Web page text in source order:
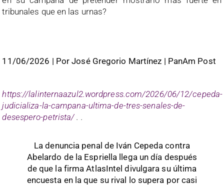
tribunales que en las urnas?
11/06/2026 | PorJosé Gregorio Martínez | PanAm Post
https://lalinternaazul2.wordpress.com/2026/06/12/cepeda-
judicializa-la-campana-ultima-de-tres-senales-de-
desespero-petrista/ . .
La denuncia penal de Iván Cepeda contra
Abelardo de la Espriella llega un día después
de que la firma AtlasIntel divulgara su última
encuesta en la que su rival lo supera por casi